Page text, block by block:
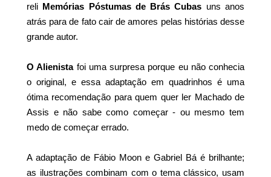
reli Memórias Póstumas de Brás Cubas uns anos
atrás para de fato cair de amores pelas histórias desse
grande autor.
O Alienista foi uma surpresa porque eu não conhecia
o original, e essa adaptação em quadrinhos é uma
ótima recomendação para quem quer ler Machado de
Assis e não sabe como começar - ou mesmo tem
medo de começar errado.
A adaptação de Fábio Moon e Gabriel Bá é brilhante;
as ilustrações combinam com o tema clássico, usam